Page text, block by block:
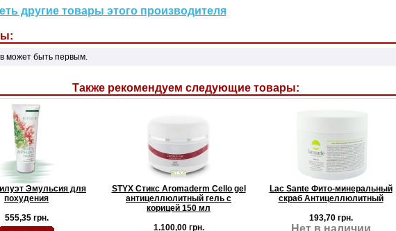
другие товары этого производителя
может быть первым.
Также рекомендуем следующие товары:
Эмульсия для
похудения
555,35 грн.
STYX Стикс Aromaderm Cello gel
антицеллюлитный гель с
корицей 150 мл
1.100,00 грн.
Lac Sante Фито-минеральный
скраб Антицеллюлитный
193,70 грн.